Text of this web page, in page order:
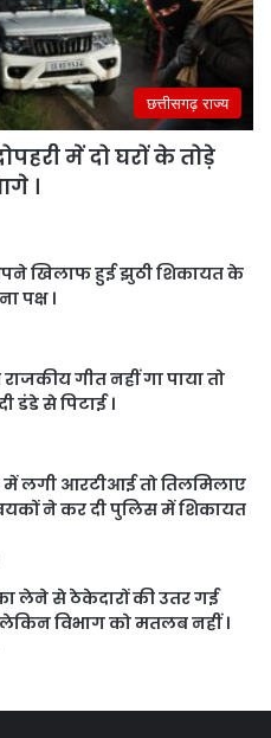
छत्तीसगढ़ राज्य
में दो घरों के तोड़े
।
खिलाफ हुई झुठी शिकायत के
पक्ष ।
गीत नहीं गा पाया तो
डंडे से पिटाई ।
में लगी आरटीआई तो तिलमिलाए
ने कर दी पुलिस में शिकायत
लेने से ठेकेदारों की उतर गई
विभाग को मतलब नहीं ।